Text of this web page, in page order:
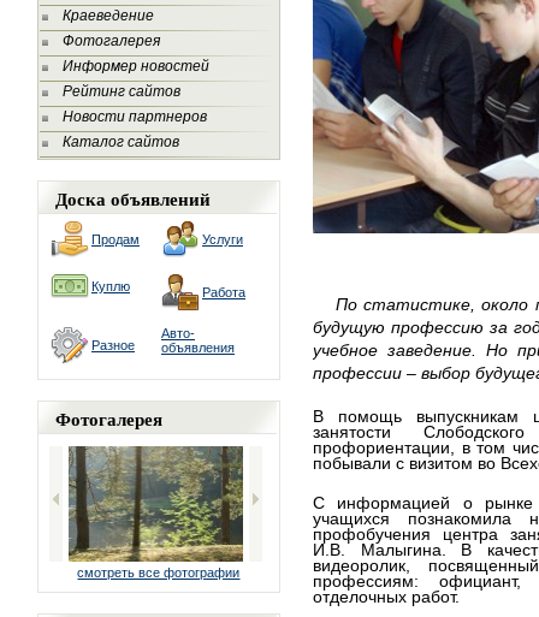
Краеведение
Фотогалерея
Информер новостей
Рейтинг сайтов
Новости партнеров
Каталог сайтов
Доска объявлений
Продам Услуги
Куплю Работа
Разное
Авто-
объявления
Фотогалерея
смотреть все фотографии
По статистике, около
будущую профессию за
учебное заведение. Но
профессии – выбор
В помощь выпускникам
занятости
профориентации, в том
побывали с визитом во
С информацией о рынке
учащихся познакомила
профобучения центра
И.В. Малыгина. В
видеоролик,
профессиям:
отделочных работ.